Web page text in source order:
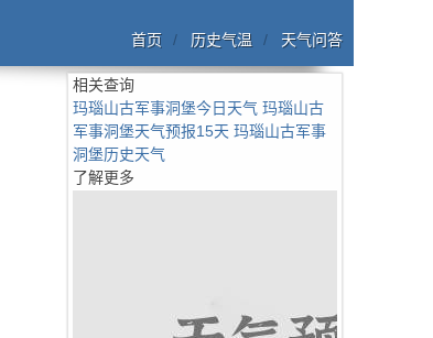
首页 历史气温 天气问答
相关查询
玛瑙山古军事洞堡今日天气 玛瑙山古
军事洞堡天气预报15天 玛瑙山古军事
洞堡历史天气
了解更多